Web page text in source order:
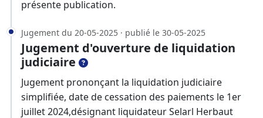
présente publication.
Jugement du 20-05-2025 · publié le 30-05-2025
Jugement d'ouverture de liquidation
judiciaire
Jugement prononçant la liquidation judiciaire
simplifiée, date de cessation des paiements le 1er
juillet 2024,désignant liquidateur Selarl Herbaut